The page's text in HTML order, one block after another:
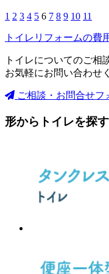
1 2 3 4 5 6 7 8 9 10 11
トイレリフォームの費
トイレについてのご相
お気軽にお問い合わせ
ご相談・お問合せフ
形からトイレを探す